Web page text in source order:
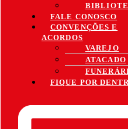
FALE CONOSCO
CONVENÇÕES E
ACORDOS
VAREJO
ATACADO
FIQUE POR